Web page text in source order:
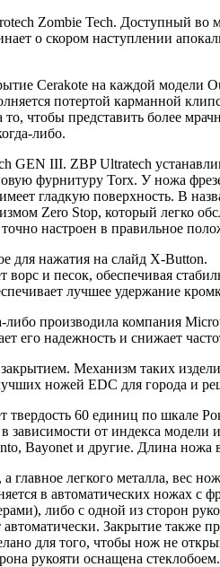
Zombie Tech. Доступный во
о скором наступлении
Cerakote на каждой модели
потертой карманной
чтобы представить более
либо.
III. ZBP Ultratech
фурнитуру Torx. У ножа
гладкую поверхность. В
Zero Stop, который легко
настроен в правильное
для нажатия на слайд X-Button.
и песок, обеспечивая
лучшее удержание
производила компания
его надежность и снижает
Механизм таких
ножей EDC для города и
60 единиц по шкале
от индекса
Bayonet и другие. Длина
легкого металла, вес
в автоматических ножах с
либо с одной из сторон
Закрытие также
для того, чтобы нож не
рукояти оснащена